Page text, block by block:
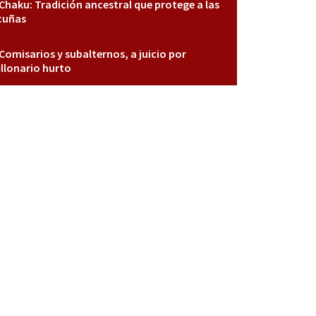
Chaku: Tradición ancestral que protege a las
Comisarios y subalternos, a juicio por
hurto